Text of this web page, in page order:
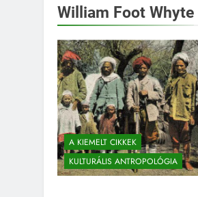
William Foot Whyte
A KIEMELT CIKKEK
KULTURÁLIS ANTROPOLÓGIA